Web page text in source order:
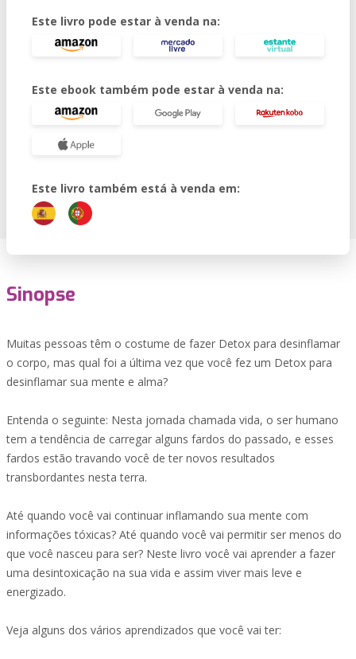
Este livro pode estar à venda na:
Este ebook também pode estar à venda na:
Este livro também está à venda em:
Sinopse
Muitas pessoas têm o costume de fazer Detox para desinflamar
o corpo, mas qual foi a última vez que você fez um Detox para
desinflamar sua mente e alma?
Entenda o seguinte: Nesta jornada chamada vida, o ser humano
tem a tendência de carregar alguns fardos do passado, e esses
fardos estão travando você de ter novos resultados
transbordantes nesta terra.
Até quando você vai continuar inflamando sua mente com
informações tóxicas? Até quando você vai permitir ser menos do
que você nasceu para ser? Neste livro você vai aprender a fazer
uma desintoxicação na sua vida e assim viver mais leve e
energizado.
Veja alguns dos vários aprendizados que você vai ter: